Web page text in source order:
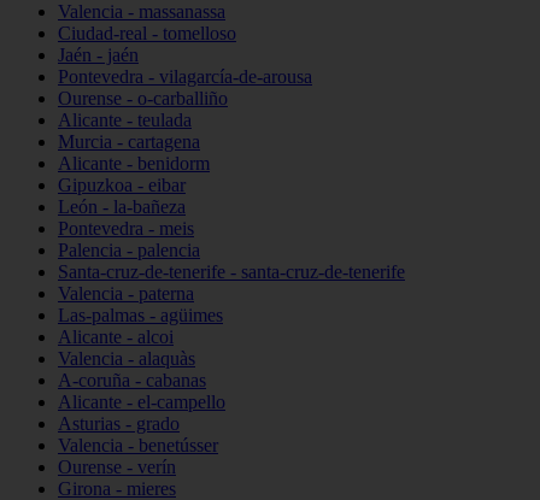
Valencia - massanassa
Ciudad-real - tomelloso
Jaén - jaén
Pontevedra - vilagarcía-de-arousa
Ourense - o-carballiño
Alicante - teulada
Murcia - cartagena
Alicante - benidorm
Gipuzkoa - eibar
León - la-bañeza
Pontevedra - meis
Palencia - palencia
Santa-cruz-de-tenerife - santa-cruz-de-tenerife
Valencia - paterna
Las-palmas - agüimes
Alicante - alcoi
Valencia - alaquàs
A-coruña - cabanas
Alicante - el-campello
Asturias - grado
Valencia - benetússer
Ourense - verín
Girona - mieres